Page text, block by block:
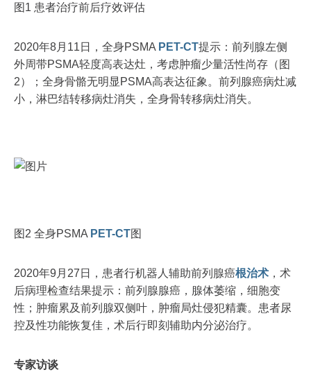
图1 患者治疗前后疗效评估
2020年8月11日，全身PSMA PET-CT提示：前列腺左侧
外周带PSMA轻度高表达灶，考虑肿瘤少量活性尚存（图
2）；全身骨骼无明显PSMA高表达征象。前列腺癌病灶减
小，淋巴结转移病灶消失，全身骨转移病灶消失。
图2 全身PSMA PET-CT图
2020年9月27日，患者行机器人辅助前列腺癌根治术 ，术
后病理检查结果提示：前列腺腺癌，腺体萎缩，细胞变
性；肿瘤累及前列腺双侧叶，肿瘤局灶侵犯精囊。患者尿
控及性功能恢复佳，术后行即刻辅助内分泌治疗。
专家访谈